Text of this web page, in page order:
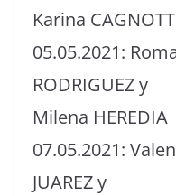
Karina
05.05.2021:
RODRIGUEZ y
Milena HEREDIA
07.05.2021:
JUAREZ y